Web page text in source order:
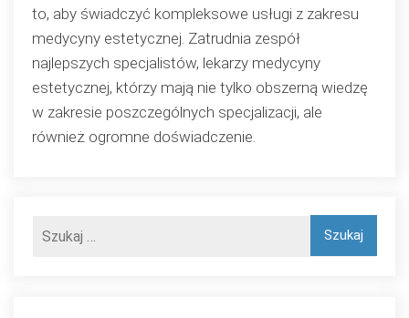
to, aby świadczyć kompleksowe usługi z zakresu
medycyny estetycznej. Zatrudnia zespół
najlepszych specjalistów, lekarzy medycyny
estetycznej, którzy mają nie tylko obszerną wiedzę
w zakresie poszczególnych specjalizacji, ale
również ogromne doświadczenie.